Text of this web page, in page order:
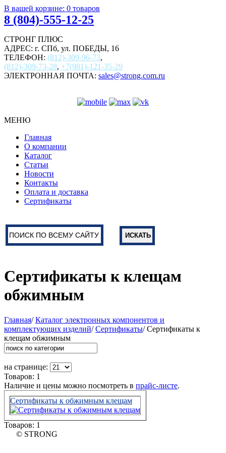
В вашей корзине: 0 товаров
8 (804)-555-12-25
СТРОНГ ПЛЮС
АДРЕС: г. СПб, ул. ПОБЕДЫ, 16
ТЕЛЕФОН: (812)-309-96-73,
(812)-309-73-28, +7(981)-121-35-29
ЭЛЕКТРОННАЯ ПОЧТА: sales@strong.com.ru
МЕНЮ
Главная
О компании
Каталог
Статьи
Новости
Контакты
Оплата и доставка
Сертификаты
Сертификаты к клещам
обжимным
Главная/Каталог электронных компонентов и
комплектующих изделий/Сертификаты/ Сертификаты к
клещам обжимным
на странице:
Товаров: 1
Наличие и цены можно посмотреть в прайс-листе.
Сертификаты к обжимным клещам
Товаров: 1
© STRONG